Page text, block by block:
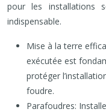
pour les installations
indispensable.
Mise à la terre
exécutée est
protéger
foudre.
Parafoudres: